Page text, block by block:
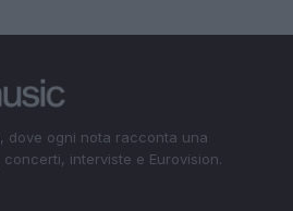
dove ogni nota racconta una
interviste e Eurovision.